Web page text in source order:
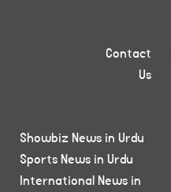
Contact
Us
Showbiz News in Urdu
Sports News in Urdu
International News in